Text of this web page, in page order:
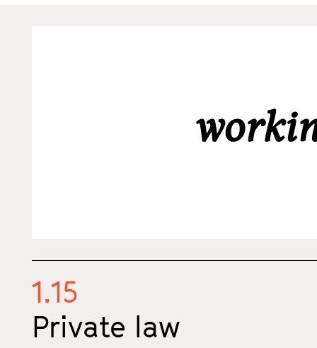
1.15
Private law